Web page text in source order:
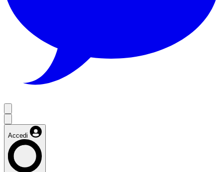
Accedi